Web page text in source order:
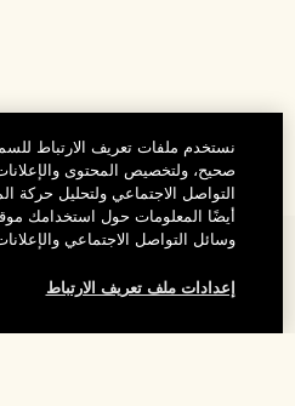
المساعدة
تفضلوا بزيارة الموقع
نستخدم ملفات تعريف الارتباط
صحيح، ولتخصيص المحتوى
التواصل الاجتماعي ولتحليل حركة
أيضًا المعلومات حول استخدامك
وسائل التواصل الاجتماعي والإعلانات
إعدادات ملف تعريف الارتباط